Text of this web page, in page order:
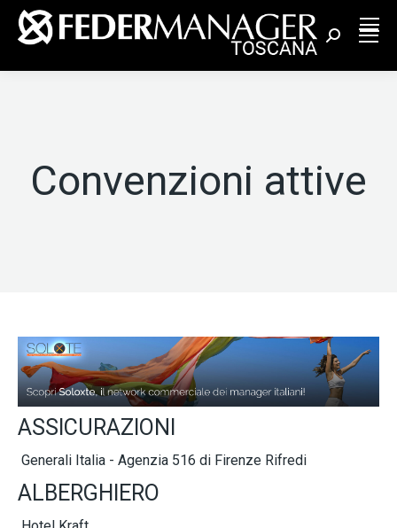
Cerca:
Convenzioni attive
ASSICURAZIONI
Generali Italia - Agenzia 516 di Firenze Rifredi
ALBERGHIERO